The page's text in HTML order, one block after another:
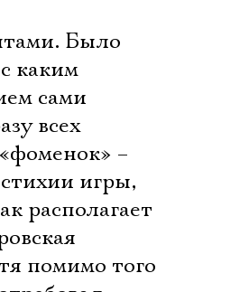
Было
каким
сами
всех
–
игры,
располагает
помимо того